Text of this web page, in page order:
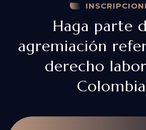
Haga parte
agremiación
derecho